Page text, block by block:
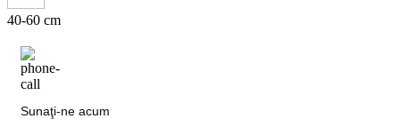
40-60 cm
Sunaţi-ne acum